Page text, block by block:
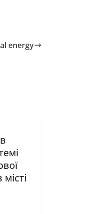
energy